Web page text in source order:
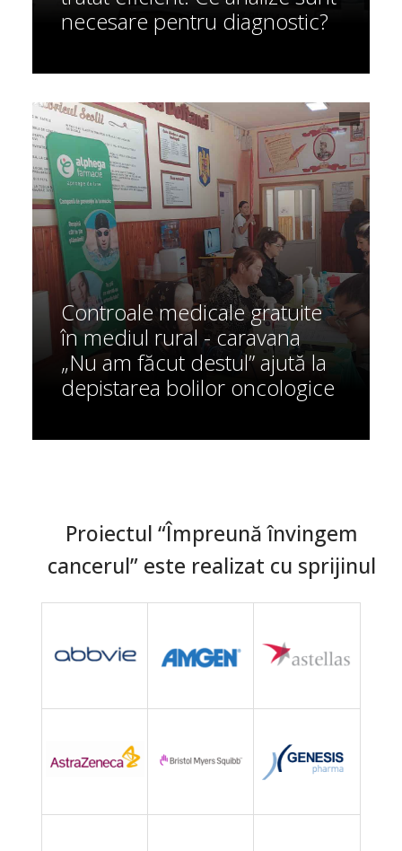
necesare pentru diagnostic?
Controale medicale gratuite
în mediul rural - caravana
„Nu am făcut destul” ajută la
depistarea bolilor oncologice
Proiectul “Împreună învingem
cancerul” este realizat cu sprijinul